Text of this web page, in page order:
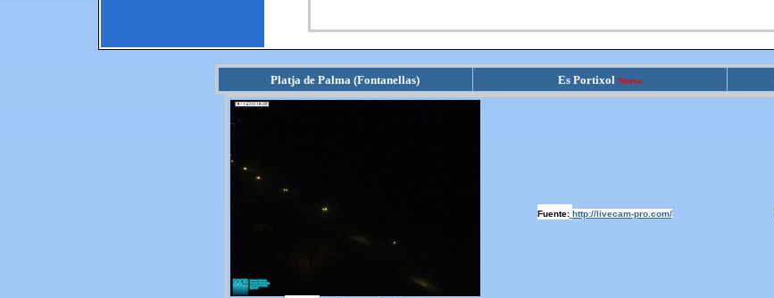
Platja de Palma (Fontanellas) Es Portixol Nueva
Fuente: http://livecam-pro.com/